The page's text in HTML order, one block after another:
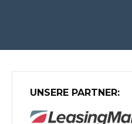
UNSERE PARTNER: